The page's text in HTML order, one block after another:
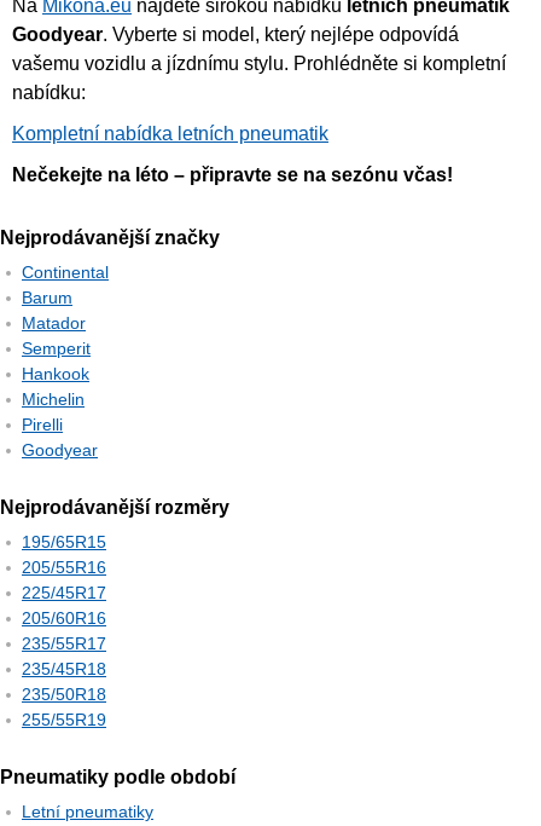
Na Mikona.eu najdete širokou nabídku letních pneumatik
Goodyear. Vyberte si model, který nejlépe odpovídá
vašemu vozidlu a jízdnímu stylu. Prohlédněte si kompletní
nabídku:
Kompletní nabídka letních pneumatik
Nečekejte na léto – připravte se na sezónu včas!
Nejprodávanější značky
Continental
Barum
Matador
Semperit
Hankook
Michelin
Pirelli
Goodyear
Nejprodávanější rozměry
195/65R15
205/55R16
225/45R17
205/60R16
235/55R17
235/45R18
235/50R18
255/55R19
Pneumatiky podle období
Letní pneumatiky